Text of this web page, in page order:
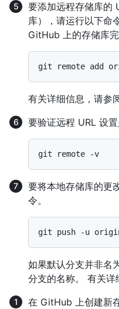
要添加远程存储库的
库），请运行以下命
GitHub 上的存储库完
有关详细信息，请参
要验证远程 URL 设
要将本地存储库的更
令。
如果默认分支并非名
分支的名称。 有关详
在 GitHub 上创建新